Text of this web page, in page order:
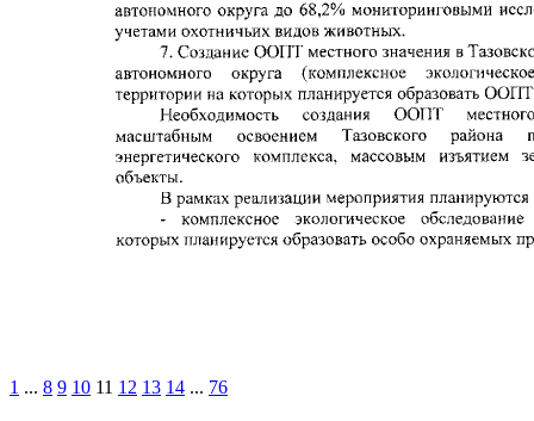
1 ... 8 9 10 11 12 13 14 ... 76